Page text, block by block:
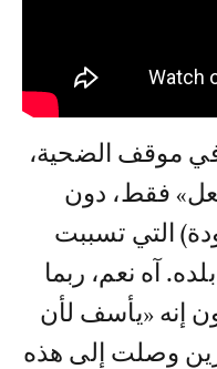
في موقف الضحية،
فقط، دون
التي تسببت
آه نعم، ربما
إنه «يأسف لأن
وصلت إلى هذه